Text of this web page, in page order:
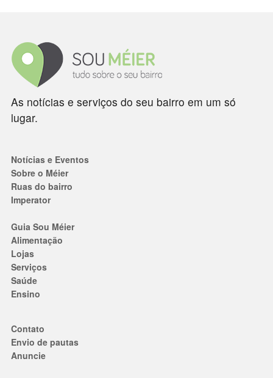
As notícias e serviços do seu bairro em um só
lugar.
Notícias e Eventos
Sobre o Méier
Ruas do bairro
Imperator
Guia Sou Méier
Alimentação
Lojas
Serviços
Saúde
Ensino
Contato
Envio de pautas
Anuncie